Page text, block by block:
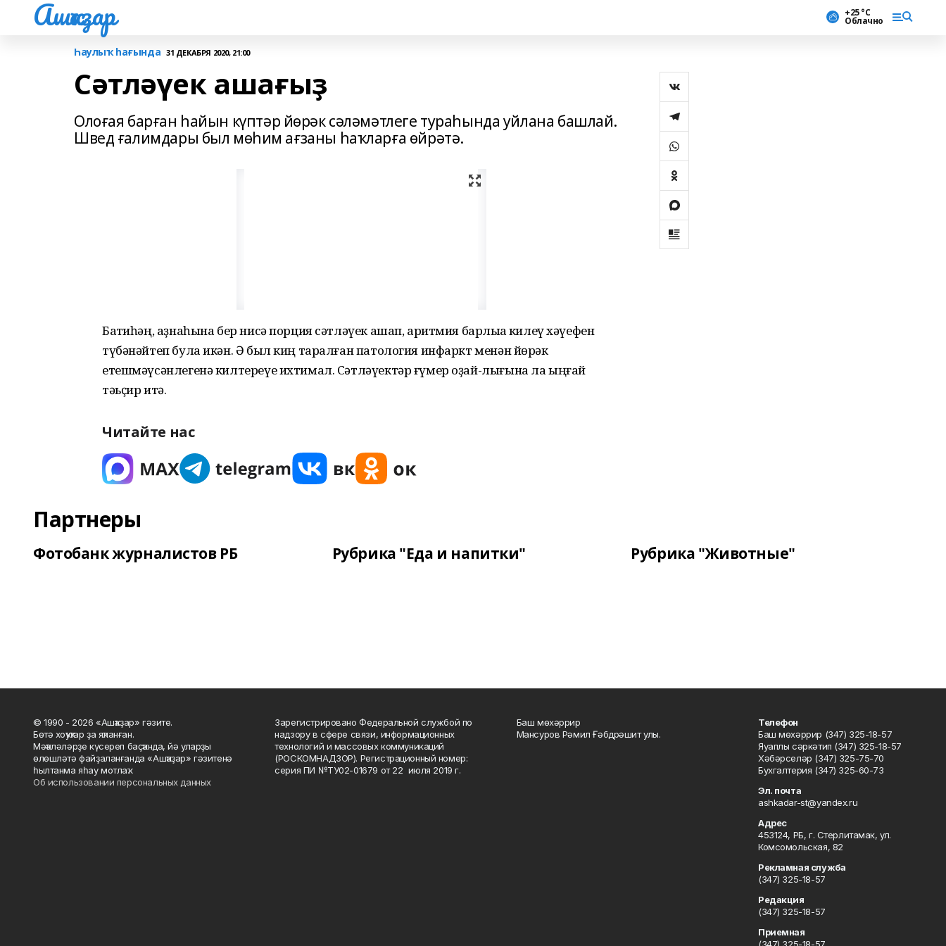
Ашҡаҙар +25 °С
Облачно
Һаулыҡ һағында 31 ДЕКАБРЯ 2020, 21:00
Сәтләүек ашағыҙ
Олоғая барған һайын күптәр йөрәк сәләмәтлеге тураһында уйлана башлай.
Швед ғалимдары был мөһим ағзаны һаҡларға өйрәтә.
Баҡтиһәң, аҙнаһына бер нисә порция сәтләүек ашап, аритмия барлыҡҡа килеү хәүефен
түбәнәйтеп була икән. Ә был киң таралған патология инфаркт менән йөрәк
етешмәүсәнлегенә килтереүе ихтимал. Сәтләүектәр ғүмер оҙай-лығына ла ыңғай
тәьҫир итә.
Читайте нас
Партнеры
Фотобанк журналистов РБ Рубрика "Еда и напитки" Рубрика "Животные"
© 1990 - 2026 «Ашҡаҙар» гәзите.
Бөтә хоҡуҡтар ҙа яҡланған.
Мәҡәләләрҙе күсереп баҫҡанда, йә уларҙы
өлөшләтә файҙаланғанда «Ашҡаҙар» гәзитенә
һылтанма яһау мотлаҡ.
Об использовании персональных данных
Зарегистрировано Федеральной службой по
надзору в сфере связи, информационных
технологий и массовых коммуникаций
(РОСКОМНАДЗОР). Регистрационный номер:
серия ПИ №ТУ02-01679 от 22 июля 2019 г.
Баш мөхәррир
Мансуров Рәмил Ғәбдрәшит улы.
Телефон
Баш мөхәррир (347) 325-18-57
Яуаплы сәркәтип (347) 325-18-57
Хәбәрселәр (347) 325-75-70
Бухгалтерия (347) 325-60-73
Эл. почта
ashkadar-st@yandex.ru
Адрес
453124, РБ, г. Стерлитамак, ул.
Комсомольская, 82
Рекламная служба
(347) 325-18-57
Редакция
(347) 325-18-57
Приемная